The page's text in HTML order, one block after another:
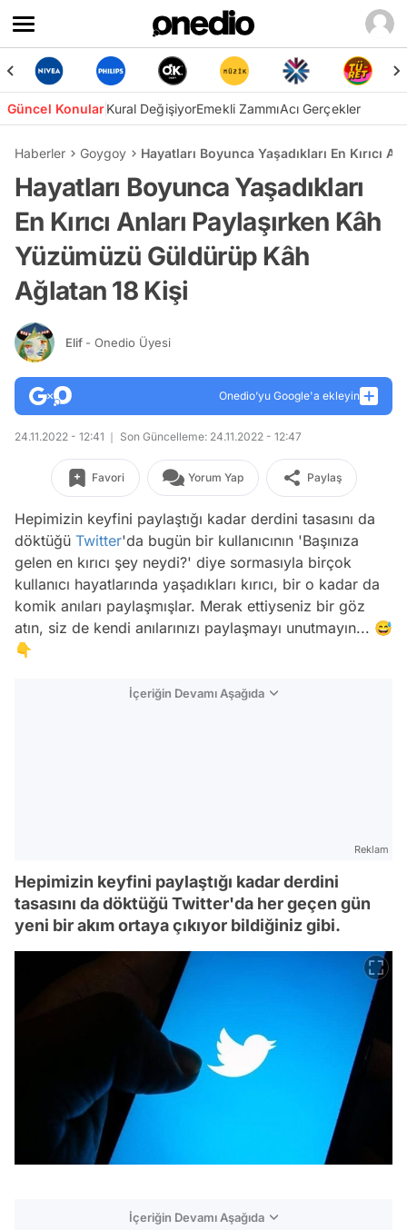
Güncel KonularKural DeğişiyorEmekli ZammıAcı Gerçekler
Haberler Goygoy Hayatları Boyunca Yaşadıkları En Kırıcı
Hayatları Boyunca Yaşadıkları
En Kırıcı Anları Paylaşırken Kâh
Yüzümüzü Güldürüp Kâh
Ağlatan 18 Kişi
Elif - Onedio Üyesi
Onedio’yu Google'a ekleyin
24.11.2022 - 12:41 Son Güncelleme: 24.11.2022 - 12:47
Favori Yorum Yap Paylaş
Hepimizin keyfini paylaştığı kadar derdini tasasını da
döktüğü Twitter'da bugün bir kullanıcının 'Başınıza
gelen en kırıcı şey neydi?' diye sormasıyla birçok
kullanıcı hayatlarında yaşadıkları kırıcı, bir o kadar da
komik anıları paylaşmışlar. Merak ettiyseniz bir göz
atın, siz de kendi anılarınızı paylaşmayı unutmayın... 😅
👇
İçeriğin Devamı Aşağıda
Reklam
Hepimizin keyfini paylaştığı kadar derdini
tasasını da döktüğü Twitter'da her geçen gün
yeni bir akım ortaya çıkıyor bildiğiniz gibi.
İçeriğin Devamı Aşağıda